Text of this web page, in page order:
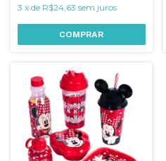
3 x de R$24,63 sem juros
COMPRAR